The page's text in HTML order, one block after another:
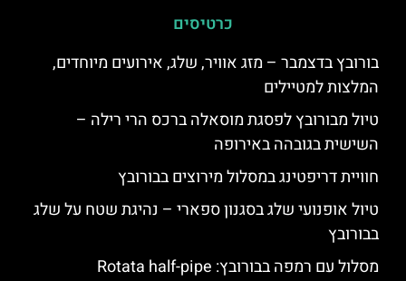
כרטיסים
בורובץ בדצמבר – מזג אוויר, שלג, אירועים מיוחדים,
המלצות למטיילים
טיול מבורובץ לפסגת מוסאלה ברכס הרי רילה –
השישית בגובהה באירופה
חוויית דריפטינג במסלול מירוצים בבורובץ
טיול אופנועי שלג בסגנון ספארי – נהיגת שטח על שלג
בבורובץ
מסלול עם רמפה בבורובץ: Rotata half-pipe